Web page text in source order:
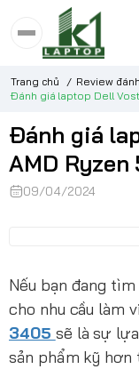
Trang chủ / Review
Đánh giá laptop Dell
Đánh giá
AMD Ryzen
09/04/2024
Nếu bạn đang
cho nhu cầu làm
3405 sẽ là sự
sản phẩm kỹ hơn